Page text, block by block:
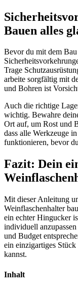
Bauen alles
Bevor du mit dem
Trage
arbeite sorgfältig mit
und Bohren ist
Auch die richtige
wichtig. Bewahre
Ort auf, um Rost und
dass alle Werkzeuge
funktionieren, bevor
Fazit: Dein
Mit dieser Anleitung
Weinflaschenhalter
ein echter Hingucker
individuell
und Budget
ein einzigartiges
kannst.
Inhalt